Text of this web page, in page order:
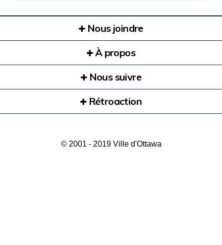
Nous joindre
À propos
Nous suivre
Rétroaction
© 2001 - 2019 Ville d'Ottawa